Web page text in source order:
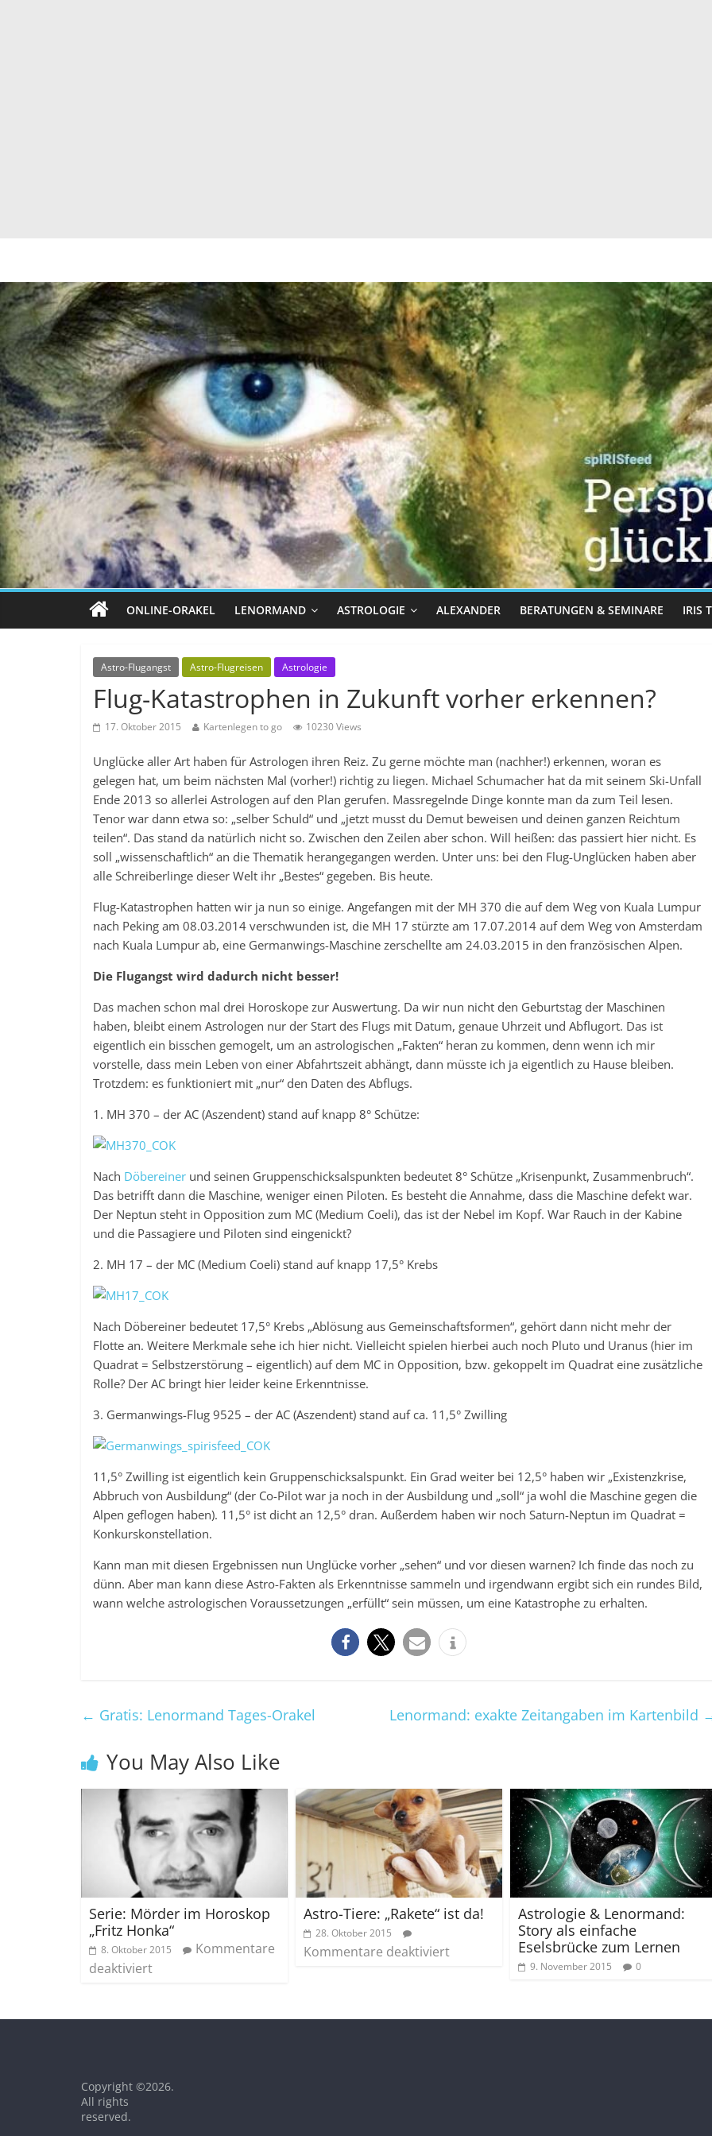
ONLINE-ORAKEL LENORMAND ASTROLOGIE ALEXANDER BERATUNGEN & SEMINARE IRIS
Astro-Flugangst Astro-Flugreisen Astrologie
Flug-Katastrophen in Zukunft vorher erkennen?
17. Oktober 2015 Kartenlegen to go 10230 Views
Unglücke aller Art haben für Astrologen ihren Reiz. Zu gerne möchte man (nachher!) erkennen, woran es
gelegen hat, um beim nächsten Mal (vorher!) richtig zu liegen. Michael Schumacher hat da mit seinem Ski-Unfall
Ende 2013 so allerlei Astrologen auf den Plan gerufen. Massregelnde Dinge konnte man da zum Teil lesen.
Tenor war dann etwa so: „selber Schuld“ und „jetzt musst du Demut beweisen und deinen ganzen Reichtum
teilen“. Das stand da natürlich nicht so. Zwischen den Zeilen aber schon. Will heißen: das passiert hier nicht. Es
soll „wissenschaftlich“ an die Thematik herangegangen werden. Unter uns: bei den Flug-Unglücken haben aber
alle Schreiberlinge dieser Welt ihr „Bestes“ gegeben. Bis heute.
Flug-Katastrophen hatten wir ja nun so einige. Angefangen mit der MH 370 die auf dem Weg von Kuala Lumpur
nach Peking am 08.03.2014 verschwunden ist, die MH 17 stürzte am 17.07.2014 auf dem Weg von Amsterdam
nach Kuala Lumpur ab, eine Germanwings-Maschine zerschellte am 24.03.2015 in den französischen Alpen.
Die Flugangst wird dadurch nicht besser!
Das machen schon mal drei Horoskope zur Auswertung. Da wir nun nicht den Geburtstag der Maschinen
haben, bleibt einem Astrologen nur der Start des Flugs mit Datum, genaue Uhrzeit und Abflugort. Das ist
eigentlich ein bisschen gemogelt, um an astrologischen „Fakten“ heran zu kommen, denn wenn ich mir
vorstelle, dass mein Leben von einer Abfahrtszeit abhängt, dann müsste ich ja eigentlich zu Hause bleiben.
Trotzdem: es funktioniert mit „nur“ den Daten des Abflugs.
1. MH 370 – der AC (Aszendent) stand auf knapp 8° Schütze:
Nach Döbereiner und seinen Gruppenschicksalspunkten bedeutet 8° Schütze „Krisenpunkt, Zusammenbruch“.
Das betrifft dann die Maschine, weniger einen Piloten. Es besteht die Annahme, dass die Maschine defekt war.
Der Neptun steht in Opposition zum MC (Medium Coeli), das ist der Nebel im Kopf. War Rauch in der Kabine
und die Passagiere und Piloten sind eingenickt?
2. MH 17 – der MC (Medium Coeli) stand auf knapp 17,5° Krebs
Nach Döbereiner bedeutet 17,5° Krebs „Ablösung aus Gemeinschaftsformen“, gehört dann nicht mehr der
Flotte an. Weitere Merkmale sehe ich hier nicht. Vielleicht spielen hierbei auch noch Pluto und Uranus (hier im
Quadrat = Selbstzerstörung – eigentlich) auf dem MC in Opposition, bzw. gekoppelt im Quadrat eine zusätzliche
Rolle? Der AC bringt hier leider keine Erkenntnisse.
3. Germanwings-Flug 9525 – der AC (Aszendent) stand auf ca. 11,5° Zwilling
11,5° Zwilling ist eigentlich kein Gruppenschicksalspunkt. Ein Grad weiter bei 12,5° haben wir „Existenzkrise,
Abbruch von Ausbildung“ (der Co-Pilot war ja noch in der Ausbildung und „soll“ ja wohl die Maschine gegen die
Alpen geflogen haben). 11,5° ist dicht an 12,5° dran. Außerdem haben wir noch Saturn-Neptun im Quadrat =
Konkurskonstellation.
Kann man mit diesen Ergebnissen nun Unglücke vorher „sehen“ und vor diesen warnen? Ich finde das noch zu
dünn. Aber man kann diese Astro-Fakten als Erkenntnisse sammeln und irgendwann ergibt sich ein rundes Bild,
wann welche astrologischen Voraussetzungen „erfüllt“ sein müssen, um eine Katastrophe zu erhalten.
← Gratis: Lenormand Tages-Orakel Lenormand: exakte Zeitangaben im Kartenbild
You May Also Like
Serie: Mörder im Horoskop
„Fritz Honka“
8. Oktober 2015
Kommentare
deaktiviert
Astro-Tiere: „Rakete“ ist da!
28. Oktober 2015
Kommentare deaktiviert
Astrologie & Lenormand:
Story als einfache
Eselsbrücke zum Lernen
9. November 2015 0
Copyright ©2026.
All rights
reserved.